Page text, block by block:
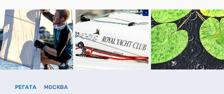
РЕГАТА МОСКВА